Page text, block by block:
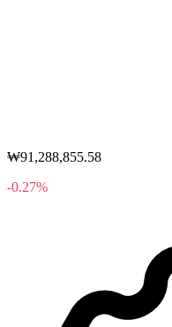
₩91,288,855.58
-0.27%